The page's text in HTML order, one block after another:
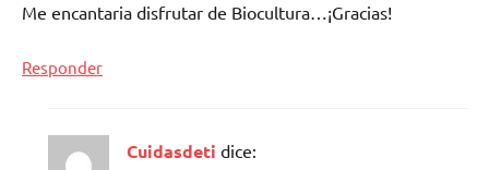
Me encantaria disfrutar de Biocultura…¡Gracias!
Responder
Cuidasdeti dice: